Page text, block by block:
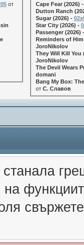
от
Cape Fear (2026)
Dutton Ranch
Sugar (2026) -
Star City (2026) -
Passenger (2026)
Reminders of
JoroNikolov
They Will Kill You
JoroNikolov
The Devil Wears
domani
Bang My Box:
от С. Славов
на